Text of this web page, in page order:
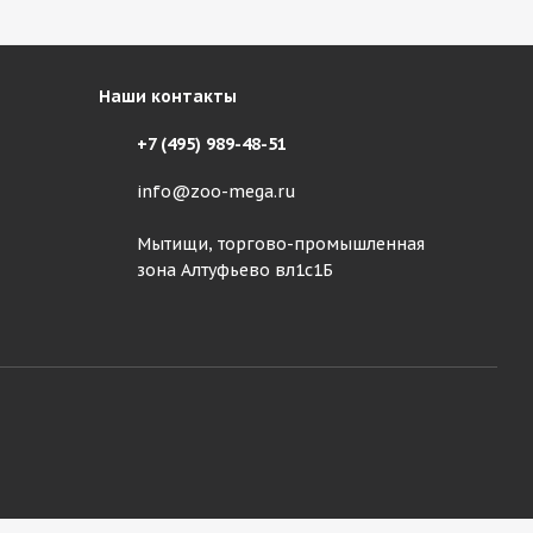
Наши контакты
+7 (495) 989-48-51
info@zoo-mega.ru
Мытищи, торгово-промышленная
зона Алтуфьево вл1с1Б